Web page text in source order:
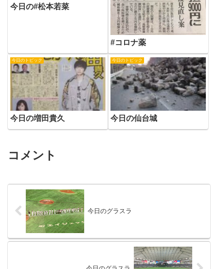
今日の#松本若菜
#コロナ薬
今日のトピック
今日の増田貴久
今日のトピック
今日の仙台城
コメント
今日のグラスラ